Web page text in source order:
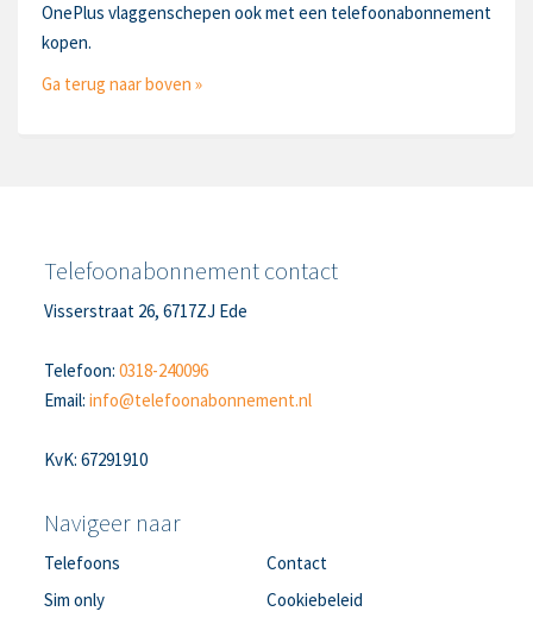
OnePlus vlaggenschepen ook met een telefoonabonnement
kopen.
Ga terug naar boven »
Telefoonabonnement contact
Visserstraat 26, 6717ZJ Ede
Telefoon:0318-240096
Email:info@telefoonabonnement.nl
KvK: 67291910
Navigeer naar
Telefoons
Sim only
Contact
Cookiebeleid